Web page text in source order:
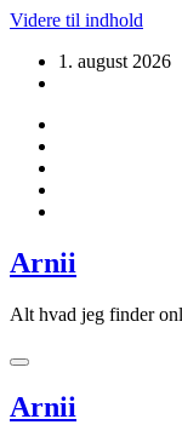
Videre til indhold
1. august 2026
Arnii
Alt hvad jeg finder
Arnii